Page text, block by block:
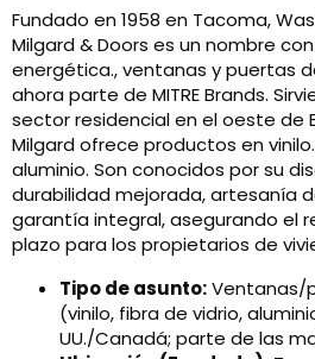
Fundado en 1958 en Tacoma,
Milgard & Doors es un nombre
energética., ventanas y puertas
ahora parte de MITRE Brands.
sector residencial en el oeste de
Milgard ofrece productos en
aluminio. Son conocidos por su
durabilidad mejorada, artesanía
garantía integral, asegurando el
plazo para los propietarios de
Tipo de asunto:Ventanas/
(vinilo, fibra de vidrio,
UU./Canadá; parte de las